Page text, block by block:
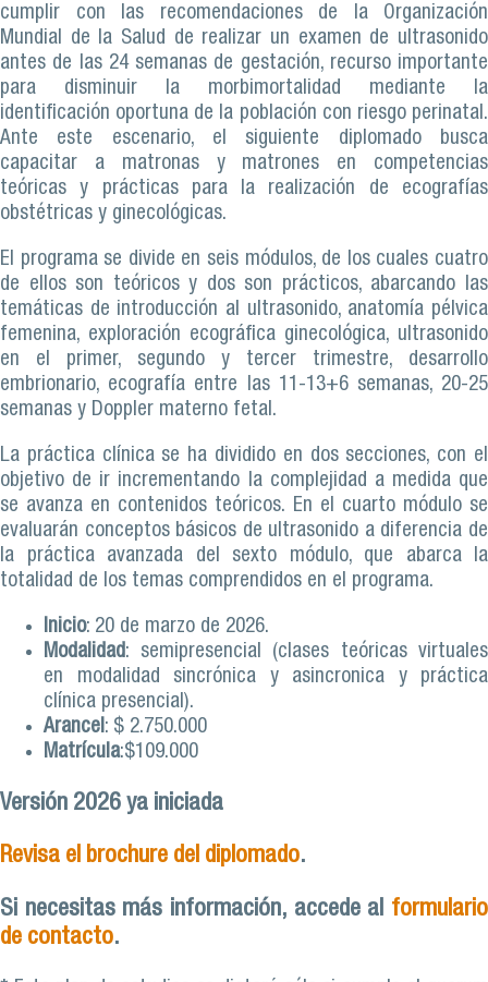
cumplir con las recomendaciones de la Organización
Mundial de la Salud de realizar un examen de ultrasonido
antes de las 24 semanas de gestación, recurso importante
para disminuir la morbimortalidad mediante la
identificación oportuna de la población con riesgo perinatal.
Ante este escenario, el siguiente diplomado busca
capacitar a matronas y matrones en competencias
teóricas y prácticas para la realización de ecografías
obstétricas y ginecológicas.
El programa se divide en seis módulos, de los cuales cuatro
de ellos son teóricos y dos son prácticos, abarcando las
temáticas de introducción al ultrasonido, anatomía pélvica
femenina, exploración ecográfica ginecológica, ultrasonido
en el primer, segundo y tercer trimestre, desarrollo
embrionario, ecografía entre las 11-13+6 semanas, 20-25
semanas y Doppler materno fetal.
La práctica clínica se ha dividido en dos secciones, con el
objetivo de ir incrementando la complejidad a medida que
se avanza en contenidos teóricos. En el cuarto módulo se
evaluarán conceptos básicos de ultrasonido a diferencia de
la práctica avanzada del sexto módulo, que abarca la
totalidad de los temas comprendidos en el programa.
Inicio: 20 de marzo de 2026.
Modalidad: semipresencial (clases teóricas virtuales
en modalidad sincrónica y asincronica y práctica
clínica presencial).
Arancel: $ 2.750.000
Matrícula:$109.000
Versión 2026 ya iniciada
Revisa el brochure del diplomado.
Si necesitas más información, accede al formulario
de contacto.